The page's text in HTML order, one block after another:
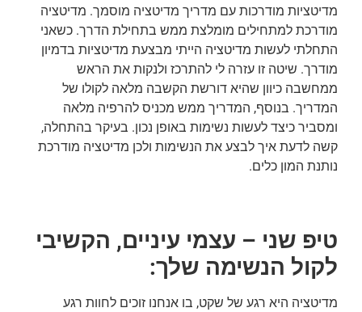
מדיטציות מודרכות עם מדריך מדיטציה מוסמך. מדיטציה
מודרכת למתחילים מומלצת ממש בתחילת הדרך. כשאני
התחלתי לעשות מדיטציה הייתי מבצעת מדיטציות בדמיון
מודרך. שיטה זו עזרה לי להתרכז ולנקות את הראש
ממחשבה כיוון שהיא דורשת הקשבה מלאה לקולו של
המדריך. בנוסף, המדריך ממש מכניס להרפיה מלאה
ומסביר כיצד לעשות נשימות באופן נכון. בעיקר בהתחלה,
קשה לדעת איך לבצע את הנשימות ולכן מדיטציה מודרכת
נותנת המון כלים.
טיפ שני – עצמי עיניים, הקשיבי
לקול הנשימה שלך:
מדיטציה היא רגע של שקט, בו אנחנו זוכים לחוות רגע